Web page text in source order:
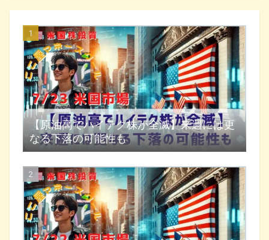
【原油高でハイテク株が全滅】来週には更
なる下落の可能性も